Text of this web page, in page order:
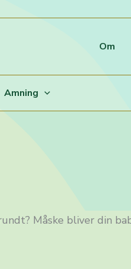
Om
Amning
Måske bliver din